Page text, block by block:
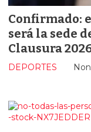
Confirmado:
será la sede
Clausura
DEPORTES